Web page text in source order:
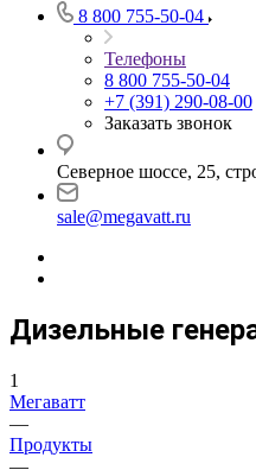
8 800 755-50-04
Телефоны
8 800 755-50-04
+7 (391) 290-08-00
Заказать звонок
Северное шоссе, 25,
sale@megavatt.ru
Дизельные
1
Мегаватт
—
Продукты
—